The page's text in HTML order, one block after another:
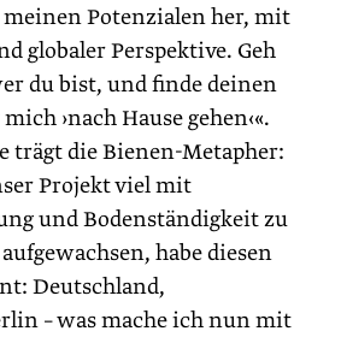
Potenzialen her, mit
globaler Perspektive. Geh
du bist, und finde deinen
›nach Hause gehen‹«.
trägt die Bienen-Metapher:
Projekt viel mit
und Bodenständigkeit zu
habe diesen
Deutschland,
– was mache ich nun mit